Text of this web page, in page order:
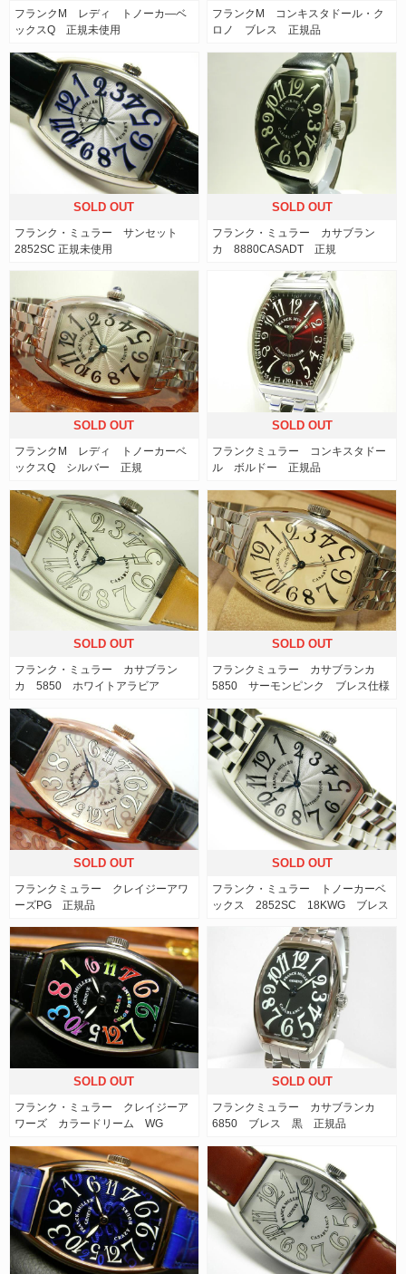
フランクM レディ トノーカ―ベ
ックスQ 正規未使用
フランクM コンキスタドール・ク
ロノ ブレス 正規品
SOLD OUT
フランク・ミュラー サンセット
2852SC 正規未使用
SOLD OUT
フランク・ミュラー カサブラン
カ 8880CASADT 正規
SOLD OUT
フランクM レディ トノーカーベ
ックスQ シルバー 正規
SOLD OUT
フランクミュラー コンキスタドー
ル ボルドー 正規品
SOLD OUT
フランク・ミュラー カサブラン
カ 5850 ホワイトアラビア
SOLD OUT
フランクミュラー カサブランカ
5850 サーモンピンク ブレス仕様
SOLD OUT
フランクミュラー クレイジーアワ
ーズPG 正規品
SOLD OUT
フランク・ミュラー トノーカーベ
ックス 2852SC 18KWG ブレス
SOLD OUT
フランク・ミュラー クレイジーア
ワーズ カラードリーム WG
SOLD OUT
フランクミュラー カサブランカ
6850 ブレス 黒 正規品